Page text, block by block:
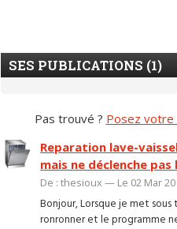
SES PUBLICATIONS (1)
Pas trouvé ? Posez votre
Reparation lave-
mais ne déclenche
De : thesioux — Le 02 Mar
Bonjour, Lorsque je met
ronronner et le programme